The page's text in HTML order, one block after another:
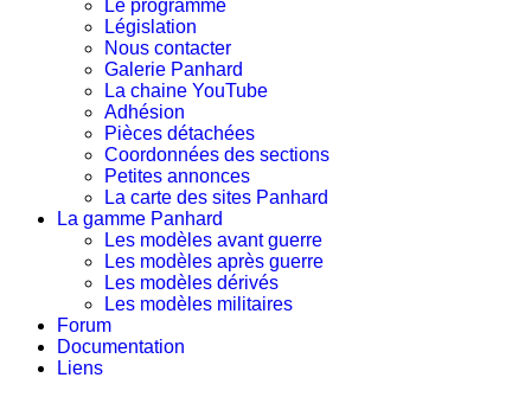
Le programme
Législation
Nous contacter
Galerie Panhard
La chaine YouTube
Adhésion
Pièces détachées
Coordonnées des sections
Petites annonces
La carte des sites Panhard
La gamme Panhard
Les modèles avant guerre
Les modèles après guerre
Les modèles dérivés
Les modèles militaires
Forum
Documentation
Liens